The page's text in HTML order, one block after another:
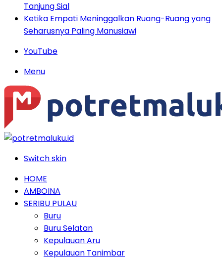
Tanjung Sial
Ketika Empati Meninggalkan Ruang-Ruang yang
Seharusnya Paling Manusiawi
YouTube
Menu
Switch skin
HOME
AMBOINA
SERIBU PULAU
Buru
Buru Selatan
Kepulauan Aru
Kepulauan Tanimbar